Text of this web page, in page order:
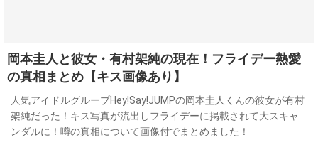
岡本圭人と彼女・有村架純の現在！フライデー熱愛
の真相まとめ【キス画像あり】
人気アイドルグループHey!Say!JUMPの岡本圭人くんの彼女が有村
架純だった！キス写真が流出しフライデーに掲載されて大スキャ
ンダルに！噂の真相について画像付でまとめました！